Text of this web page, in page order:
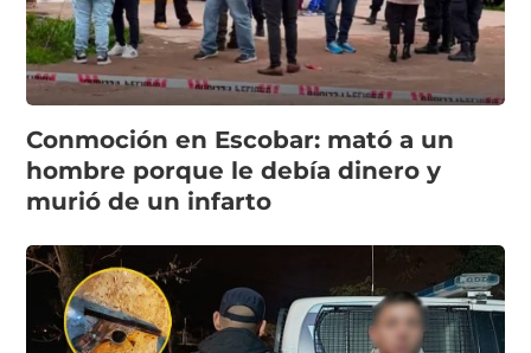
Conmoción en Escobar: mató a un
hombre porque le debía dinero y
murió de un infarto